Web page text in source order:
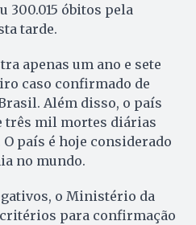
300.015 óbitos pela
tarde.
apenas um ano e sete
caso confirmado de
Além disso, o país
três mil mortes diárias
país é hoje considerado
no mundo.
o Ministério da
para confirmação